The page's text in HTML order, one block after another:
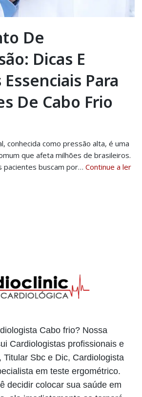
De
Dicas E
Para
De Cabo Frio
conhecida como pressão alta, é uma
que afeta milhões de brasileiros.
pacientes buscam por… Continue a ler
Cabo frio? Nossa
Cardiologistas profissionais e
Titular Sbc e Dic, Cardiologista
em teste ergométrico.
decidir colocar sua saúde em